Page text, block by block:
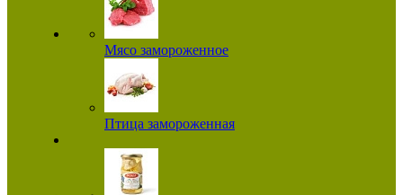
Мясо замороженное
Птица замороженная